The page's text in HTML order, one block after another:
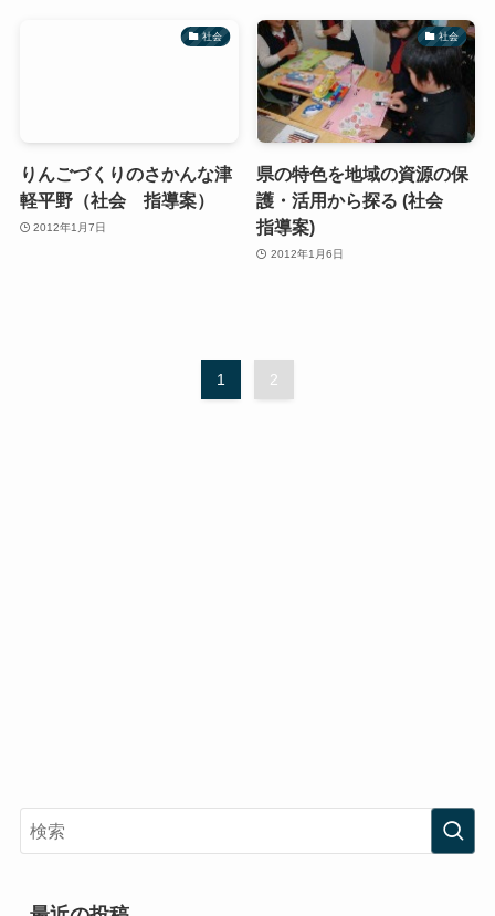
社会
りんごづくりのさかんな津
軽平野（社会 指導案）
2012年1月7日
社会
県の特色を地域の資源の保
護・活用から探る (社会
指導案)
2012年1月6日
1 2